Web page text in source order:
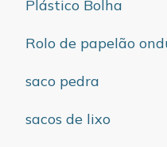
Plástico Bolha
Rolo de papelão
saco pedra
sacos de lixo